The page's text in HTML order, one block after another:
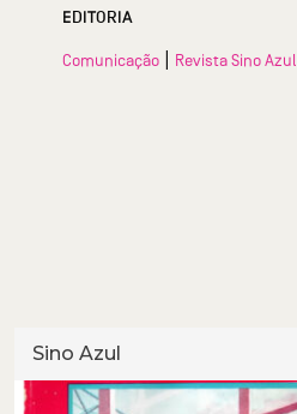
EDITORIA
Comunicação Revista Sino Azul
Sino Azul